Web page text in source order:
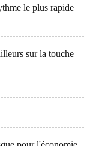
le plus rapide
sur la touche